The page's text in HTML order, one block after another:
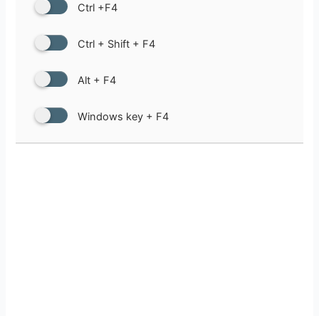
Ctrl +F4
Ctrl + Shift + F4
Alt + F4
Windows key + F4